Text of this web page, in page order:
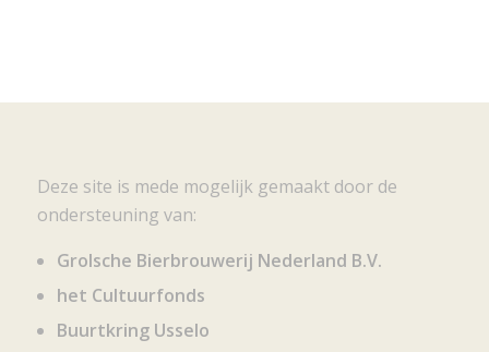
Deze site is mede mogelijk gemaakt door de
ondersteuning van:
Grolsche Bierbrouwerij Nederland B.V.
het Cultuurfonds
Buurtkring Usselo